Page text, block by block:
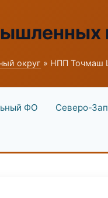
округ » НПП Точмаш
ФО Северо-